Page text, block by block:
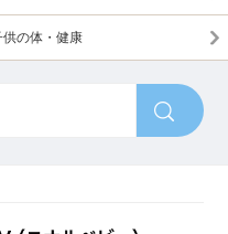
供の体・健康